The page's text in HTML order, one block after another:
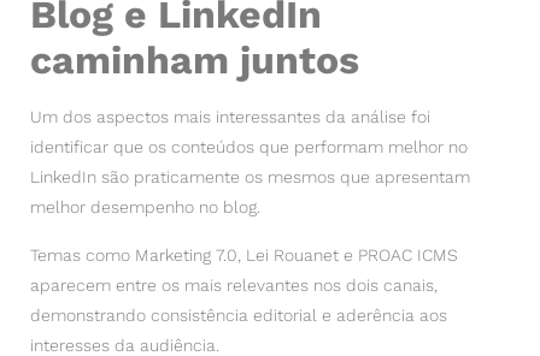
Blog e LinkedIn
caminham juntos
Um dos aspectos mais interessantes da análise foi
identificar que os conteúdos que performam melhor no
LinkedIn são praticamente os mesmos que apresentam
melhor desempenho no blog.
Temas como Marketing 7.0, Lei Rouanet e PROAC ICMS
aparecem entre os mais relevantes nos dois canais,
demonstrando consistência editorial e aderência aos
interesses da audiência.